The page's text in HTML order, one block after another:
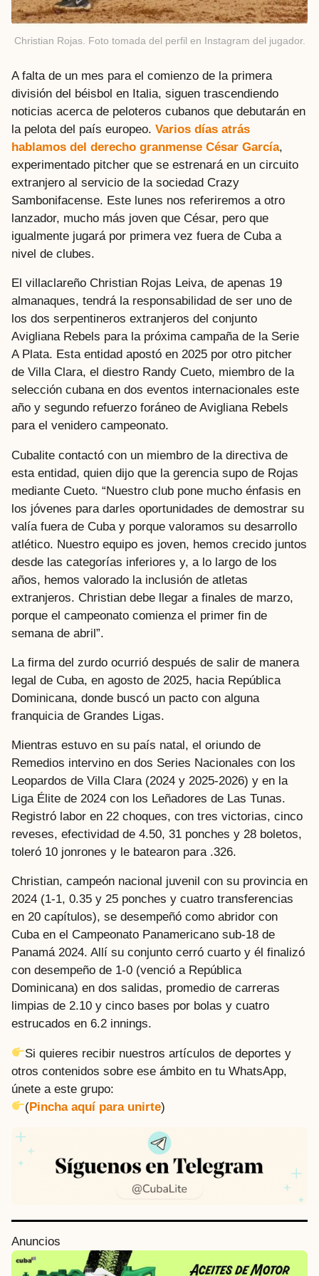
Christian Rojas. Foto tomada del perfil en Instagram del jugador.
A falta de un mes para el comienzo de la primera
división del béisbol en Italia, siguen trascendiendo
noticias acerca de peloteros cubanos que debutarán en
la pelota del país europeo. Varios días atrás
hablamos del derecho granmense César García,
experimentado pitcher que se estrenará en un circuito
extranjero al servicio de la sociedad Crazy
Sambonifacense. Este lunes nos referiremos a otro
lanzador, mucho más joven que César, pero que
igualmente jugará por primera vez fuera de Cuba a
nivel de clubes.
El villaclareño Christian Rojas Leiva, de apenas 19
almanaques, tendrá la responsabilidad de ser uno de
los dos serpentineros extranjeros del conjunto
Avigliana Rebels para la próxima campaña de la Serie
A Plata. Esta entidad apostó en 2025 por otro pitcher
de Villa Clara, el diestro Randy Cueto, miembro de la
selección cubana en dos eventos internacionales este
año y segundo refuerzo foráneo de Avigliana Rebels
para el venidero campeonato.
Cubalite contactó con un miembro de la directiva de
esta entidad, quien dijo que la gerencia supo de Rojas
mediante Cueto. “Nuestro club pone mucho énfasis en
los jóvenes para darles oportunidades de demostrar su
valía fuera de Cuba y porque valoramos su desarrollo
atlético. Nuestro equipo es joven, hemos crecido juntos
desde las categorías inferiores y, a lo largo de los
años, hemos valorado la inclusión de atletas
extranjeros. Christian debe llegar a finales de marzo,
porque el campeonato comienza el primer fin de
semana de abril”.
La firma del zurdo ocurrió después de salir de manera
legal de Cuba, en agosto de 2025, hacia República
Dominicana, donde buscó un pacto con alguna
franquicia de Grandes Ligas.
Mientras estuvo en su país natal, el oriundo de
Remedios intervino en dos Series Nacionales con los
Leopardos de Villa Clara (2024 y 2025-2026) y en la
Liga Élite de 2024 con los Leñadores de Las Tunas.
Registró labor en 22 choques, con tres victorias, cinco
reveses, efectividad de 4.50, 31 ponches y 28 boletos,
toleró 10 jonrones y le batearon para .326.
Christian, campeón nacional juvenil con su provincia en
2024 (1-1, 0.35 y 25 ponches y cuatro transferencias
en 20 capítulos), se desempeñó como abridor con
Cuba en el Campeonato Panamericano sub-18 de
Panamá 2024. Allí su conjunto cerró cuarto y él finalizó
con desempeño de 1-0 (venció a República
Dominicana) en dos salidas, promedio de carreras
limpias de 2.10 y cinco bases por bolas y cuatro
estrucados en 6.2 innings.
Si quieres recibir nuestros artículos de deportes y
otros contenidos sobre ese ámbito en tu WhatsApp,
únete a este grupo:
(Pincha aquí para unirte)
Anuncios
P
o